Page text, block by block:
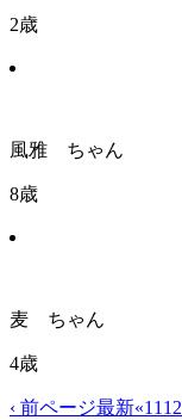
2歳
風雅 ちゃん
8歳
麦 ちゃん
4歳
‹ 前ページ最新«11 12